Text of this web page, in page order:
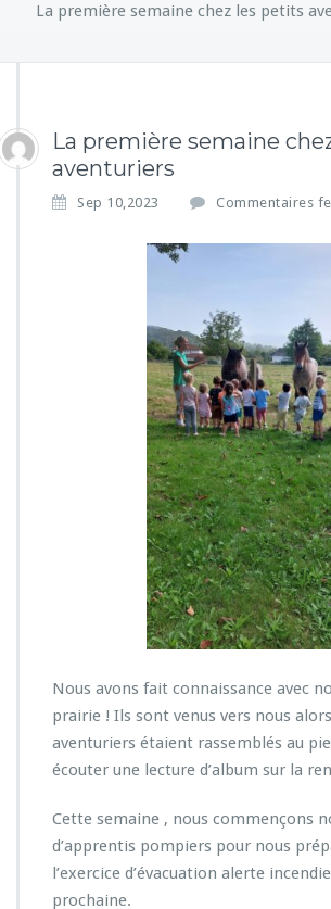
La première semaine chez les petits
La première semaine
aventuriers
Sep 10,2023 Commentaires
Nous avons fait connaissance avec
prairie ! Ils sont venus vers nous
aventuriers étaient rassemblés au
écouter une lecture d’album sur la
Cette semaine , nous commençons
d’apprentis pompiers pour nous
l’exercice d’évacuation alerte
prochaine.